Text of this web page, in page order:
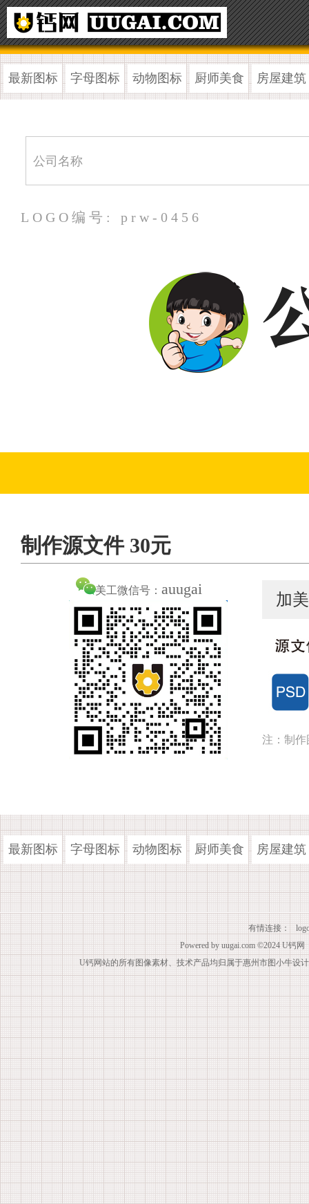
最新图标 字母图标 动物图标 厨师美食 房屋建筑
LOGO编号: prw-0456
制作源文件 30元
美工微信号： auugai
加
注：制作
最新图标 字母图标 动物图标 厨师美食 房屋建筑
有情连接：
Powered by uugai.com ©2024 U钙网
U钙网站的所有图像素材、技术产品均归属于惠州市图小牛设